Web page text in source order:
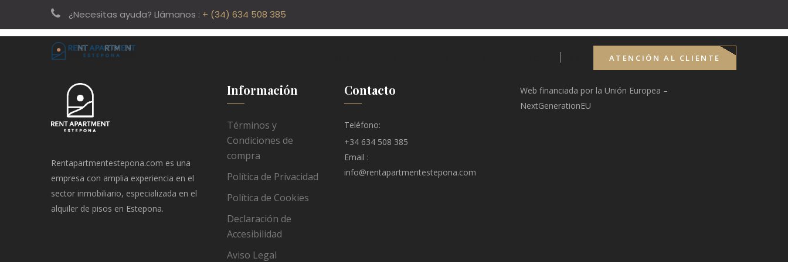
¿Necesitas ayuda? Llámanos : + (34) 634 508 385
ATENCIÓN AL CLIENTE
[vc_row][vc_column][page_header title=»Register» subtitle1=»Home» subtitle2=»Register» image=»342″][/vc_column][/vc_row][vc_row][vc_column][register_area text=»Back To
Login» link=»http://shtheme.net/demosd/charlostin1/?page_id=558″][/vc_column][/vc_row]
Rentapartmentestepona.com es una
empresa con amplia experiencia en el
sector inmobiliario, especializada en el
alquiler de pisos en Estepona.
Información
Términos y
Condiciones de
compra
Política de Privacidad
Política de Cookies
Declaración de
Accesibilidad
Aviso Legal
Contacto
Teléfono:
+34 634 508 385
Email :
info@rentapartmentestepona.com
Web financiada por la Unión Europea –
NextGenerationEU